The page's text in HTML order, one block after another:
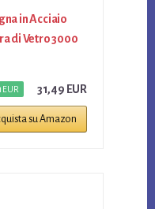
in Acciaio
di Vetro 3000
EUR 31,49 EUR
su Amazon